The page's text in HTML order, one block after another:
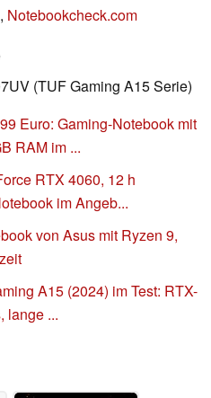
, Notebookcheck.com
(TUF Gaming A15 Serie)
Euro: Gaming-Notebook mit
RAM im ...
RTX 4060, 12 h
im Angeb...
von Asus mit Ryzen 9,
A15 (2024) im Test: RTX-
lange ...